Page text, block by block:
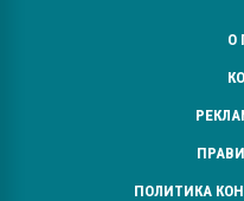
О
ПОЛИТИКА